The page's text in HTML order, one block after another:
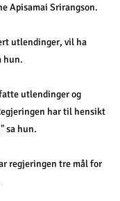
Apisamai Srirangson.
utlendinger, vil ha
hun.
utlendinger og
har til hensikt
sa hun.
regjeringen tre mål for